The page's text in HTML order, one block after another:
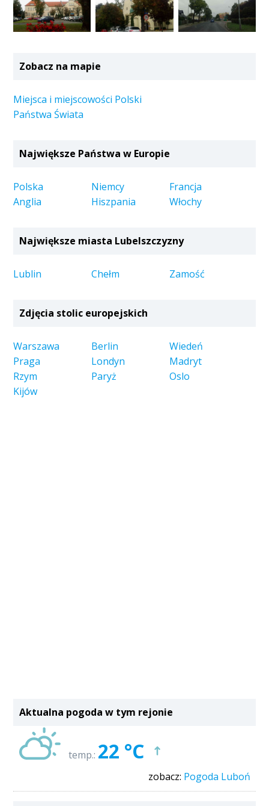
Zobacz na mapie
Miejsca i miejscowości Polski
Państwa Świata
Największe Państwa w Europie
Polska Niemcy
Francja
Anglia
Hiszpania Włochy
Największe miasta Lubelszczyzny
Lublin Chełm Zamość
Zdjęcia stolic europejskich
Warszawa Berlin
Wiedeń
Praga
Londyn
Madryt
Rzym
Paryż
Oslo
Kijów
Aktualna pogoda w tym rejonie
temp.: 22 °C
zobacz: Pogoda Luboń